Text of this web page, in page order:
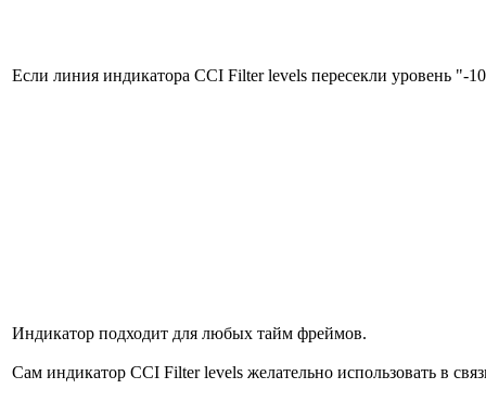
Если линия индикатора CCI Filter levels пересекли уровень "-
Индикатор подходит для любых тайм фреймов.
Сам индикатор CCI Filter levels желательно использовать в